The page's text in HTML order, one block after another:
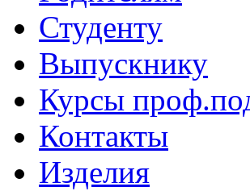
Студенту
Выпускнику
Курсы
Контакты
Изделия